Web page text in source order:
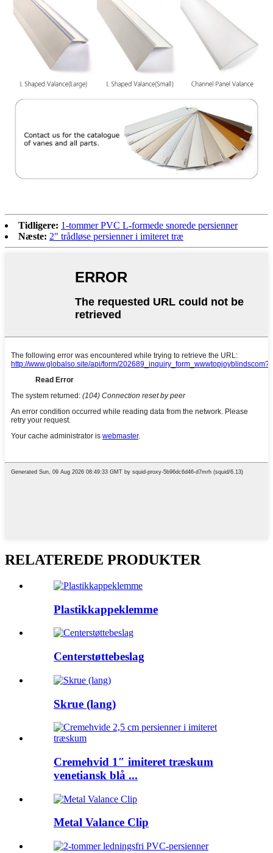
Tidligere: 1-tommer PVC L-formede snorede persienner
Næste: 2" trådløse persienner i imiteret træ
RELATEREDE PRODUKTER
Plastikkappeklemme
Centerstøttebeslag
Skrue (lang)
Cremehvid 1″ imiteret træskum
venetiansk blå ...
Metal Valance Clip